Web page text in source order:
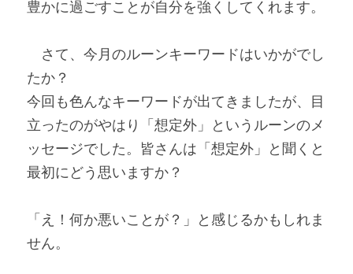
豊かに過ごすことが自分を強くしてくれます。
さて、今月のルーンキーワードはいかがでし
たか？
今回も色んなキーワードが出てきましたが、目
立ったのがやはり「想定外」というルーンのメ
ッセージでした。皆さんは「想定外」と聞くと
最初にどう思いますか？
「え！何か悪いことが？」と感じるかもしれま
せん。